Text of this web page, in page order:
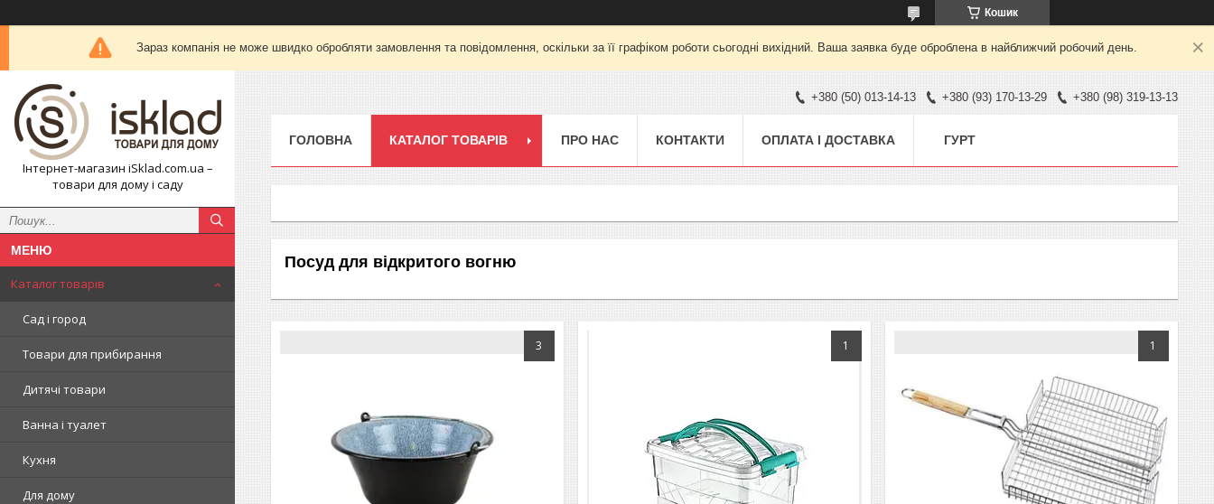
Кошик
Зараз компанія не може швидко обробляти замовлення та повідомлення, оскільки за її графіком роботи сьогодні вихідний. Ваша заявка буде оброблена в найближчий робочий день.
Інтернет-магазин iSklad.com.ua –
товари для дому і саду
Каталог товарів
Сад і город
Товари для прибирання
Дитячі товари
Ванна і туалет
Кухня
Для дому
+380 (50) 013-14-13 +380 (93) 170-13-29 +380 (98) 319-13-13
ГОЛОВНА КАТАЛОГ ТОВАРІВ ПРО НАС КОНТАКТИ ОПЛАТА І ДОСТАВКА ГУРТ
Посуд для відкритого вогню
3 1 1